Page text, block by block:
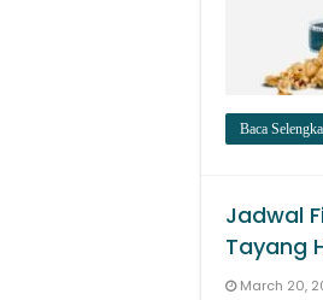
Baca
Jadwal
Tayang
March 20,